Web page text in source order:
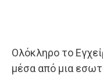
Ολόκληρο το
μέσα από μια